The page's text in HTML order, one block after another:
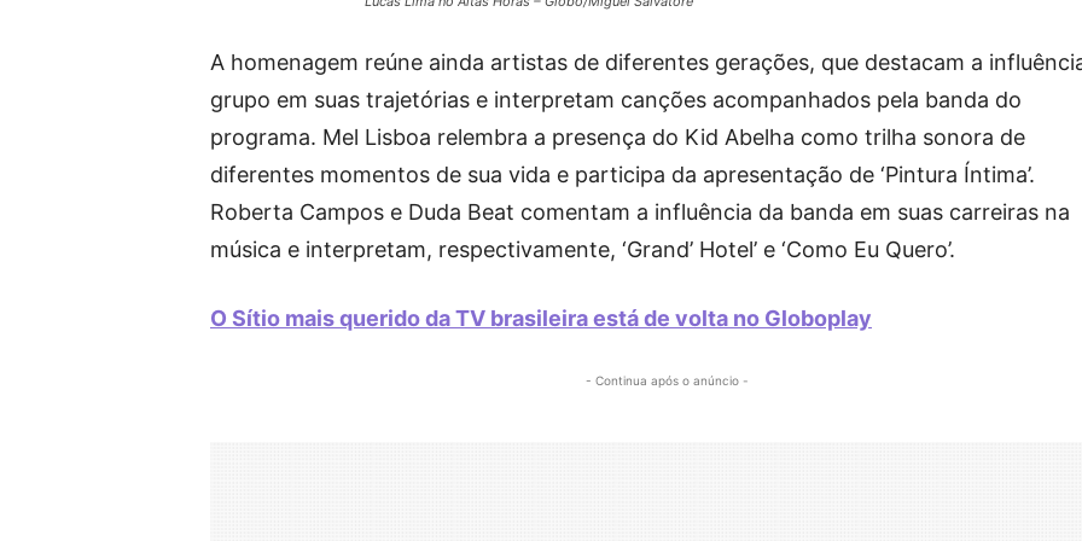
A homenagem reúne ainda artistas de diferentes gerações, que destacam a
grupo em suas trajetórias e interpretam canções acompanhados pela banda do
programa. Mel Lisboa relembra a presença do Kid Abelha como trilha sonora de
diferentes momentos de sua vida e participa da apresentação de ‘Pintura Íntima’.
Roberta Campos e Duda Beat comentam a influência da banda em suas carreiras na
música e interpretam, respectivamente, ‘Grand’ Hotel’ e ‘Como Eu Quero’.
O Sítio mais querido da TV brasileira está de volta no Globoplay
- Continua após o anúncio -